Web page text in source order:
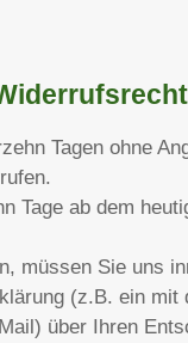
Tagen ohne
Tage ab dem
müssen Sie uns
(z.B. ein mit
über Ihren